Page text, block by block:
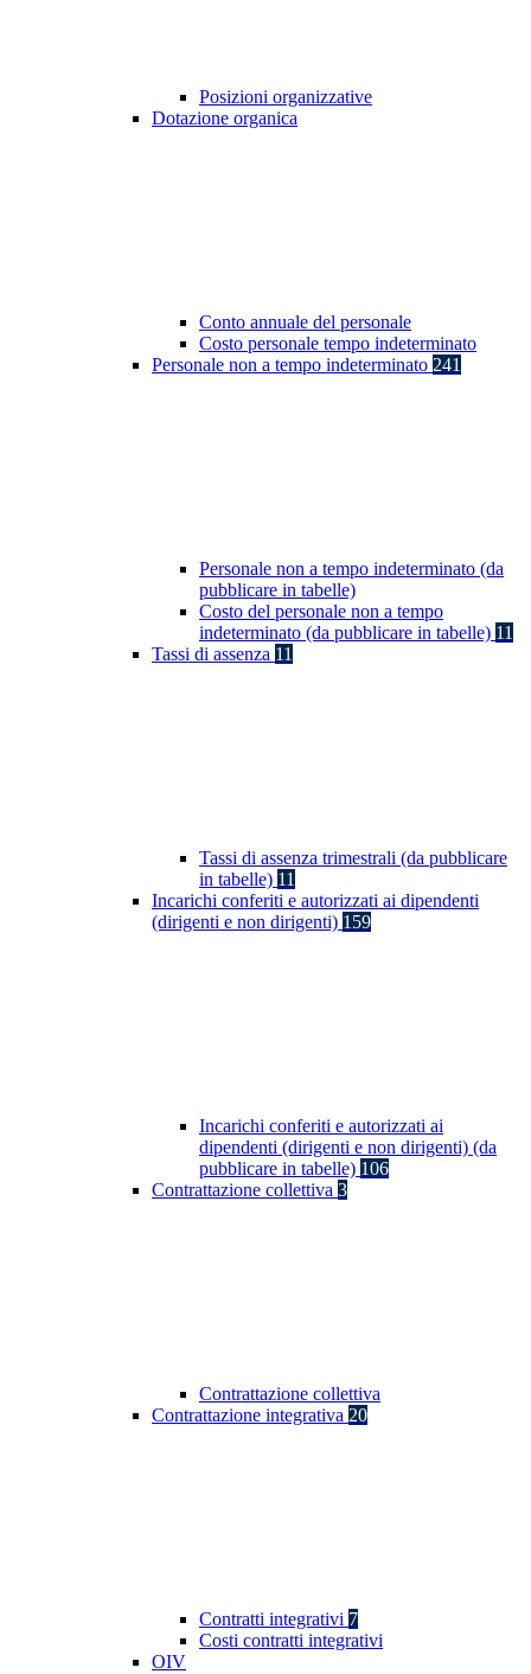
Posizioni organizzative
Dotazione organica
Conto annuale del personale
Costo personale tempo indeterminato
Personale non a tempo indeterminato 241
Personale non a tempo indeterminato (da
pubblicare in tabelle)
Costo del personale non a tempo
indeterminato (da pubblicare in tabelle) 11
Tassi di assenza 11
Tassi di assenza trimestrali (da pubblicare
in tabelle) 11
Incarichi conferiti e autorizzati ai dipendenti
(dirigenti e non dirigenti) 159
Incarichi conferiti e autorizzati ai
dipendenti (dirigenti e non dirigenti) (da
pubblicare in tabelle) 106
Contrattazione collettiva 3
Contrattazione collettiva
Contrattazione integrativa 20
Contratti integrativi 7
Costi contratti integrativi
OIV